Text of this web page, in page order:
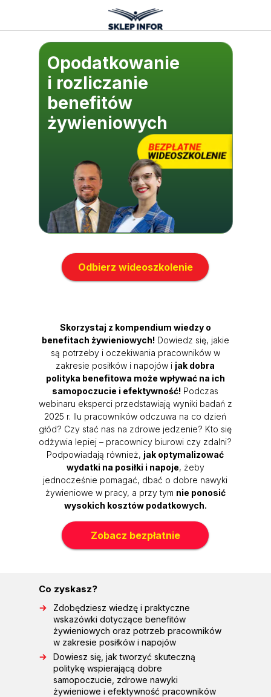
Opodatkowanie
i rozliczanie
benefitów
żywieniowych
Odbierz wideoszkolenie
Skorzystaj z kompendium wiedzy o
benefitach żywieniowych! Dowiedz się, jakie
są potrzeby i oczekiwania pracowników w
zakresie posiłków i napojów i jak dobra
polityka benefitowa może wpływać na ich
samopoczucie i efektywność! Podczas
webinaru eksperci przedstawiają wyniki badań z
2025 r. Ilu pracowników odczuwa na co dzień
głód? Czy stać nas na zdrowe jedzenie? Kto się
odżywia lepiej – pracownicy biurowi czy zdalni?
Podpowiadają również, jak optymalizować
wydatki na posiłki i napoje, żeby
jednocześnie pomagać, dbać o dobre nawyki
żywieniowe w pracy, a przy tym nie ponosić
wysokich kosztów podatkowych.
Zobacz bezpłatnie
Jakub Chmielecki
Co zyskasz?
Zdobędziesz wiedzę i praktyczne
wskazówki dotyczące benefitów
żywieniowych oraz potrzeb pracowników
w zakresie posiłków i napojów
Dowiesz się, jak tworzyć skuteczną
politykę wspierającą dobre
samopoczucie, zdrowe nawyki
żywieniowe i efektywność pracowników